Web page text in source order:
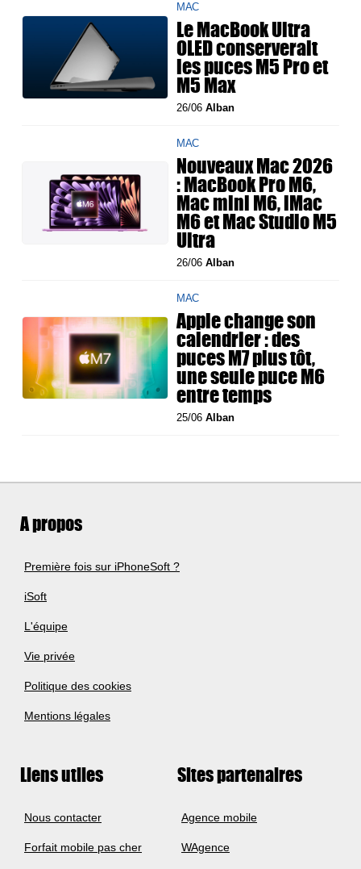
MAC
Le MacBook Ultra
OLED conserverait
les puces M5 Pro et
M5 Max
26/06Alban
MAC
Nouveaux Mac 2026
: MacBook Pro M6,
Mac mini M6, iMac
M6 et Mac Studio M5
Ultra
26/06Alban
MAC
Apple change son
calendrier : des
puces M7 plus tôt,
une seule puce M6
entre temps
25/06Alban
A propos
Première fois sur iPhoneSoft ?
iSoft
L'équipe
Vie privée
Politique des cookies
Mentions légales
Liens utiles
Nous contacter
Forfait mobile pas cher
Sites partenaires
Agence mobile
WAgence